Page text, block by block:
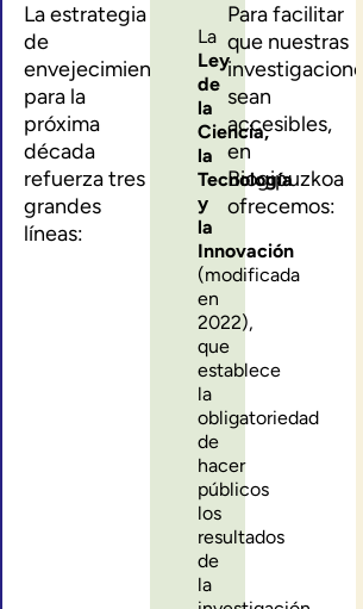
La estrategia
de
envejecimiento
para la
próxima
década
refuerza tres
grandes
líneas:
La
Ley
de
la
Ciencia,
la
Tecnología
y
la
Innovación
(modificada
en
2022),
que
establece
la
obligatoriedad
de
hacer
públicos
los
resultados
de
la
Para facilitar
que nuestras
investigaciones
sean
accesibles,
en
Biogipuzkoa
ofrecemos: